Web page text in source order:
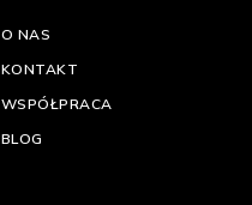
O NAS
KONTAKT
WSPÓŁPRACA
BLOG